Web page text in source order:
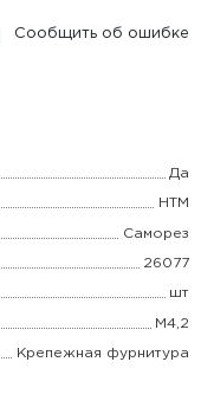
Сообщить об ошибке
Да
НТМ
Саморез
26077
шт
М4,2
Крепежная фурнитура